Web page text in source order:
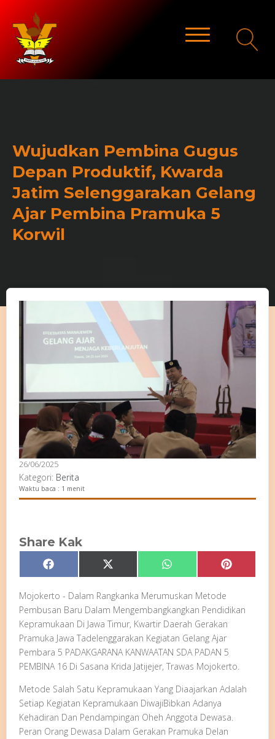
Wujudkan Pembina Gugus
Depan Produktif, Kwarda
Jatim Selenggarakan Gelang
Ajar Pembina Pramuka 5
Korwil
26/06/2025
Kategori: Berita
Waktu baca : 1 menit
Share Kak
Share
on
Facebook Share
on
X
(Twitter)
Share
on
WhatsApp Share
on
Pinterest
Mojokerto - Dalam Rangkanka Merumuskan Metode
Pembusan Baru Dalam Mengembangkangkan Pendidikan
Kepramukaan Di Jawa Timur, Kwartir Daerah Gerakan
Pramuka Jawa Tadelenggarakan Kegiatan Gelang Ajar
Pembara 5 PADAKGARANA KANWAATAN SDA PADAN 5
PEMBINA 16 Di Sasana Krida Jatijejer, Trawas Mojokerto.
Metode Salah Satu Kepramukaan Yang Diaajarkan Adalah
Setiap Kegiatan Kepramukaan DiwajiBibkan Adanya
Kehadiran Dan Pendampingan Oheh Anggota Dewasa.
Peran Orang Dewasa Dalam Gerakan Pramuka Delan